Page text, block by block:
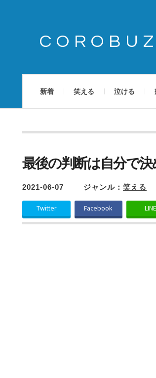
新着 笑える 泣ける
最後の判断は自分で
2021-06-07 ジャンル： 笑える
Twitter Facebook LINE